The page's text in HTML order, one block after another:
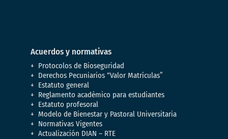
Acuerdos y normativas
Protocolos de Bioseguridad
Derechos Pecuniarios “Valor Matrículas”
Estatuto general
Reglamento académico para estudiantes
Estatuto profesoral
Modelo de Bienestar y Pastoral Universitaria
Normativas Vigentes
Actualización DIAN – RTE